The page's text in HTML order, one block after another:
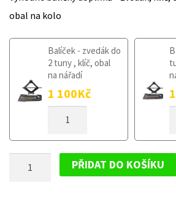
obal na kolo
Balíček - zvedák do
2 tuny , klíč, obal
na nářadí
1 100Kč
KOLO
OD
OD
PŘIDAT DO KOŠÍKU